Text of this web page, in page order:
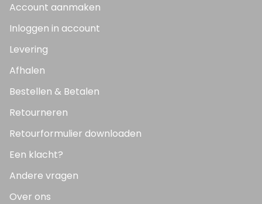
Account aanmaken
Inloggen in account
Levering
Afhalen
Bestellen & Betalen
Retourneren
Retourformulier downloaden
Een klacht?
Andere vragen
Over ons